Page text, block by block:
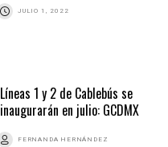
JULIO 1, 2022
Líneas 1 y 2 de Cablebús se
inaugurarán en julio: GCDMX
FERNANDA HERNÁNDEZ